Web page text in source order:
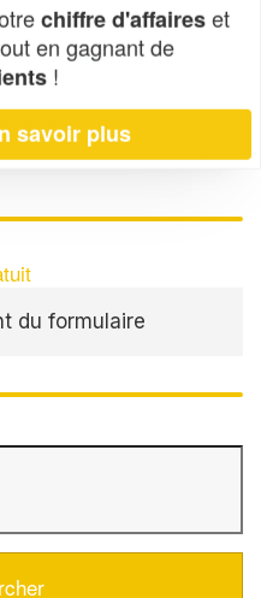
OpenStreetMap contributors,
du formulaire
chiffre d'affaireset
en gagnant de
!
savoir plus